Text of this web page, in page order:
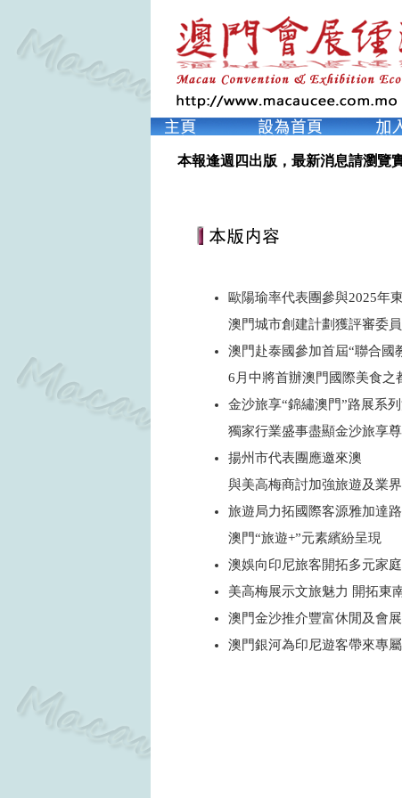
本報逢週四出版，最新消息請瀏覽
歐陽瑜率代表團參與2025年
澳門城市創建計劃獲評審委
澳門赴泰國參加首屆“聯合國
6月中將首辦澳門國際美食之
金沙旅享“錦繡澳門”路展系
獨家行業盛事盡顯金沙旅享
揚州市代表團應邀來澳
與美高梅商討加強旅遊及業
旅遊局力拓國際客源雅加達
澳門“旅遊+”元素繽紛呈現
澳娛向印尼旅客開拓多元家
美高梅展示文旅魅力 開拓東
澳門金沙推介豐富休閒及會展
澳門銀河為印尼遊客帶來專